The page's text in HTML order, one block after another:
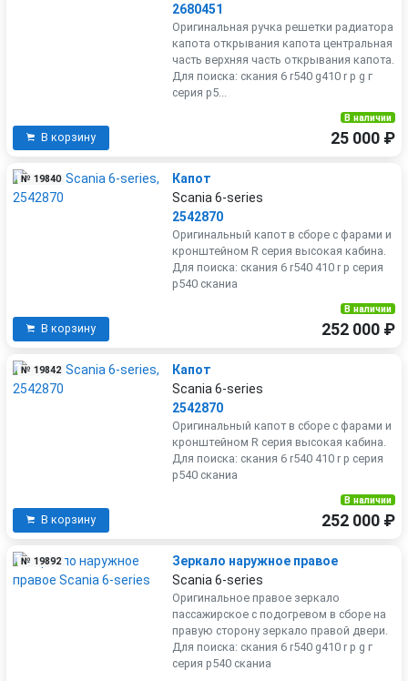
2680451
Оригинальная ручка решетки радиатора
капота открывания капота центральная
часть верхняя часть открывания капота.
Для поиска: скания 6 r540 g410 r р g г
серия р5...
В корзину
В наличии
25 000 ₽
№ 19840
Капот
Scania 6-series
2542870
Оригинальный капот в сборе с фарами и
кронштейном R серия высокая кабина.
Для поиска: скания 6 r540 410 r р серия
р540 сканиа
В корзину
В наличии
252 000 ₽
№ 19842
Капот
Scania 6-series
2542870
Оригинальный капот в сборе с фарами и
кронштейном R серия высокая кабина.
Для поиска: скания 6 r540 410 r р серия
р540 сканиа
В корзину
В наличии
252 000 ₽
№ 19892
Зеркало наружное правое
Scania 6-series
Оригинальное правое зеркало
пассажирское с подогревом в сборе на
правую сторону зеркало правой двери.
Для поиска: скания 6 r540 g410 r р g г
серия р540 сканиа